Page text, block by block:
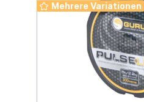
Mehrere Variationen